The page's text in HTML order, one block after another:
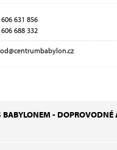
631 856
688 332
BABYLONEM - DOPROVODNÉ